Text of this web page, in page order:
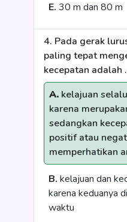
E. 30 m dan 80 m
4. Pada gerak
paling tepat
kecepatan adalah
A. kelajuan
karena
sedangkan
positif atau
memperhatikan
B. kelajuan dan
karena keduanya
waktu